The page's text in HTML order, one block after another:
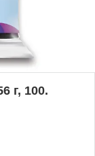
г, 100.